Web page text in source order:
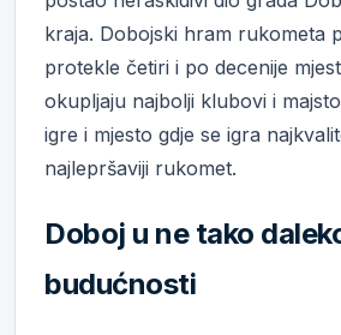
kraja. Dobojski hram rukometa
protekle četiri i po decenije
okupljaju najbolji klubovi i
igre i mjesto gdje se igra
najlepršaviji rukomet.
Doboj u ne tako
budućnosti